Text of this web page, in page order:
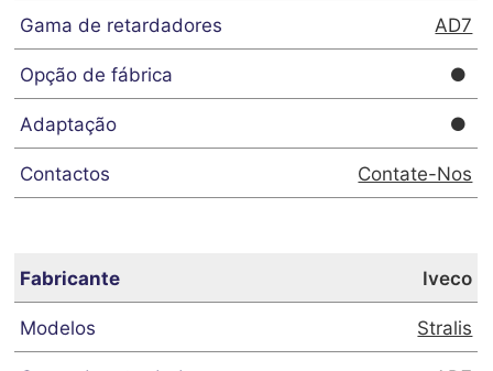
AD7
Contate-Nos
Iveco
Stralis